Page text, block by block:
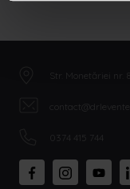
Str. Monetăriei nr.
0374 415 744